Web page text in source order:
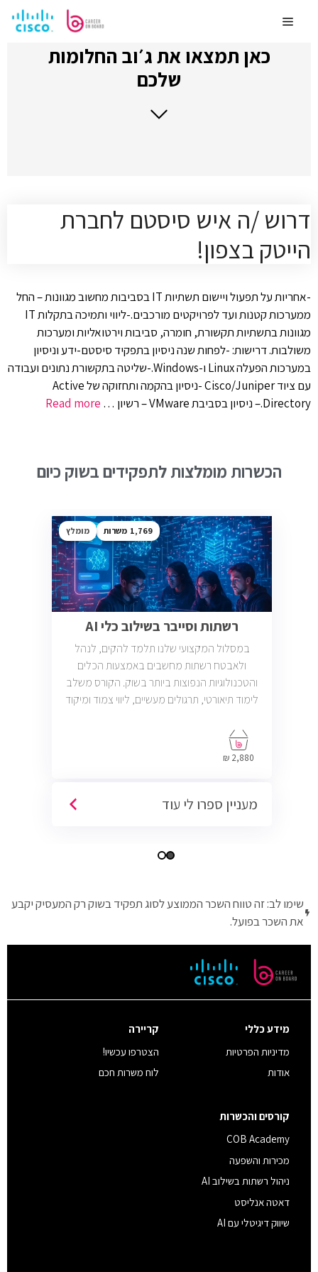
לתוכןMenu
כאן תמצאו את ג׳וב החלומות
שלכם
דרוש /ה איש סיסטם לחברת
הייטק בצפון!
-אחריות על תפעול ויישום תשתיות IT בסביבות מחשוב מגוונות – החל
ממערכות קטנות ועד לפרויקטים מורכבים.-ליווי ותמיכה בתקלות IT
מגוונות בתשתיות תקשורת, חומרה, סביבות וירטואליות ומערכות
משולבות. דרישות: -לפחות שנה ניסיון בתפקיד סיסטם-ידע וניסיון
במערכות הפעלה Linux ו-Windows.-שליטה בתקשורת נתונים ועבודה
עם ציוד Cisco/Juniper -ניסיון בהקמה ותחזוקה של Active
Directory.– ניסיון בסביבת VMware – רשיון …
Read more
הכשרות מומלצות לתפקידים בשוק כיום
1,769 מומלץ
רשתות וסייבר בשילוב כלי AI
במסלול המקצועי שלנו תלמד להקים, לנהל
ולאבטח רשתות מחשבים באמצעות הכלים
והטכנולוגיות הנפוצות ביותר בשוק. הקורס משלב
לימוד תיאורטי, תרגולים מעשיים, ליווי צמוד ומיקוד
2,880 ₪
מעניין ספרו לי עוד
שימו לב: זה טווח השכר הממוצע לסוג תפקיד בשוק רק המעסיק יקבע
את השכר בפועל.
מידע כללי
מדיניות הפרטיות
אודות
קריירה
הצטרפו עכשיו!
לוח משרות חכם
קורסים והכשרות
COB Academy
מכירות והשפעה
ניהול רשתות בשילוב AI
דאטה אנליסט
שיווק דיגיטלי עם AI